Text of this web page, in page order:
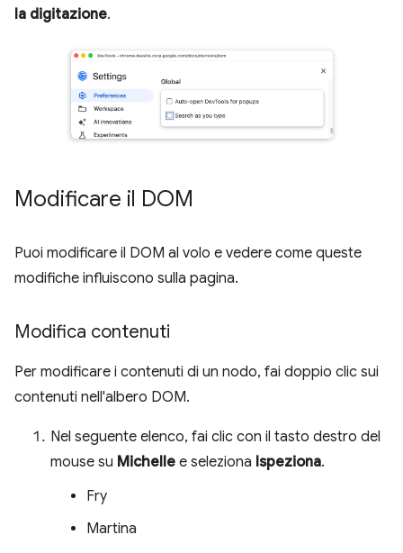
la digitazione.
Modificare il DOM
Puoi modificare il DOM al volo e vedere come queste
modifiche influiscono sulla pagina.
Modifica contenuti
Per modificare i contenuti di un nodo, fai doppio clic sui
contenuti nell'albero DOM.
Nel seguente elenco, fai clic con il tasto destro del
mouse su Michelle e seleziona Ispeziona.
Fry
Martina